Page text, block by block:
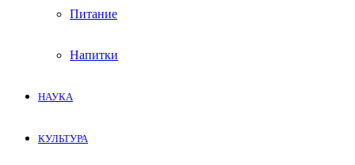
Питание
Напитки
НАУКА
КУЛЬТУРА